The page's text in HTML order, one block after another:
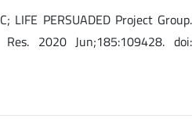
PERSUADED Project Group.
2020 Jun;185:109428. doi: